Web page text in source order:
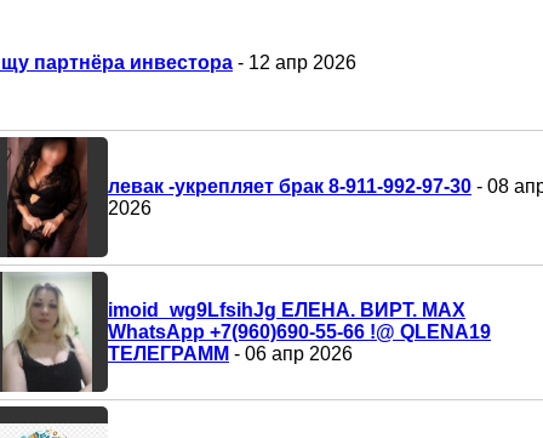
партнёра инвестора - 12 апр 2026
левак -укрепляет брак 8-911-992-97-30 - 08
2026
imoid_wg9LfsihJg ЕЛЕНА. ВИРТ. MAX
WhatsApp +7(960)690-55-66 !@ QLENA19
ТЕЛЕГРАММ - 06 апр 2026